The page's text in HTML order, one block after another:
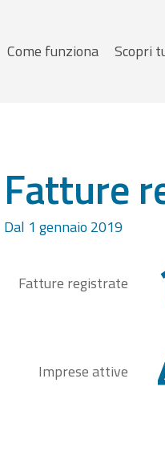
Menu
Come funziona Scopri
Fatture
Dal 1 gennaio 2019
Fatture registrate
Imprese attive